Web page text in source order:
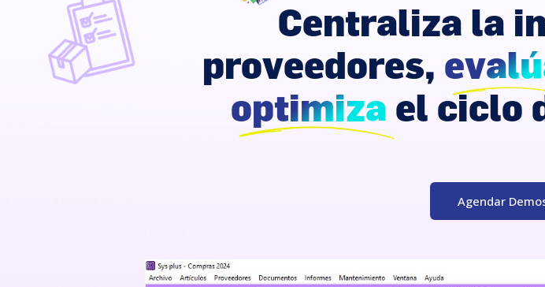
Centraliza la
proveedores,
optimiza el ciclo
Agendar